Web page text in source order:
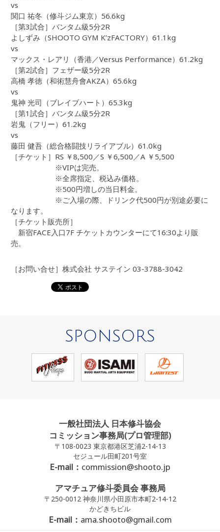
vs
関口 祐冬（修斗ジム東京）56.6kg
［第3試合］バンタム級5分2R
よしずみ（SHOOTO GYM K’zFACTORY）61.1kg
vs
マックス・レアリ（香港／Versus Performance）61.2kg
［第2試合］フェザー級5分2R
高橋 孝徳（和術慧舟會AKZA）65.6kg
vs
鬼神 光司（ブレイブハート）65.3kg
［第1試合］バンタム級5分2R
岩鬼（フリー）61.2kg
vs
藤田 健吾（総合格闘技リライアブル）61.0kg
［チケット］RS ￥8,500／S ￥6,500／A ￥5,500
※VIPは完売。
※全席指定、税込み価格。
※500円増しの当日料金。
※ご入場の際、ドリンク代500円が別途必要に
なります。
［チケット販売所］
新宿FACE入口7F チケットカウンターにて16:30より販
売。
［お問い合せ］株式会社 サステイン 03-3788-3042
SPONSORS
一般社団法人 日本修斗協会
コミッション事務局(プロ管理部)
〒108-0023 東京都港区芝浦2-14-13
セジュール田町201号室
E-mail： commission@shooto.jp
アマチュア修斗委員会 事務局
〒250-0012 神奈川県小田原市本町2-14-12
かどきちビル
E-mail： ama.shooto@gmail.com